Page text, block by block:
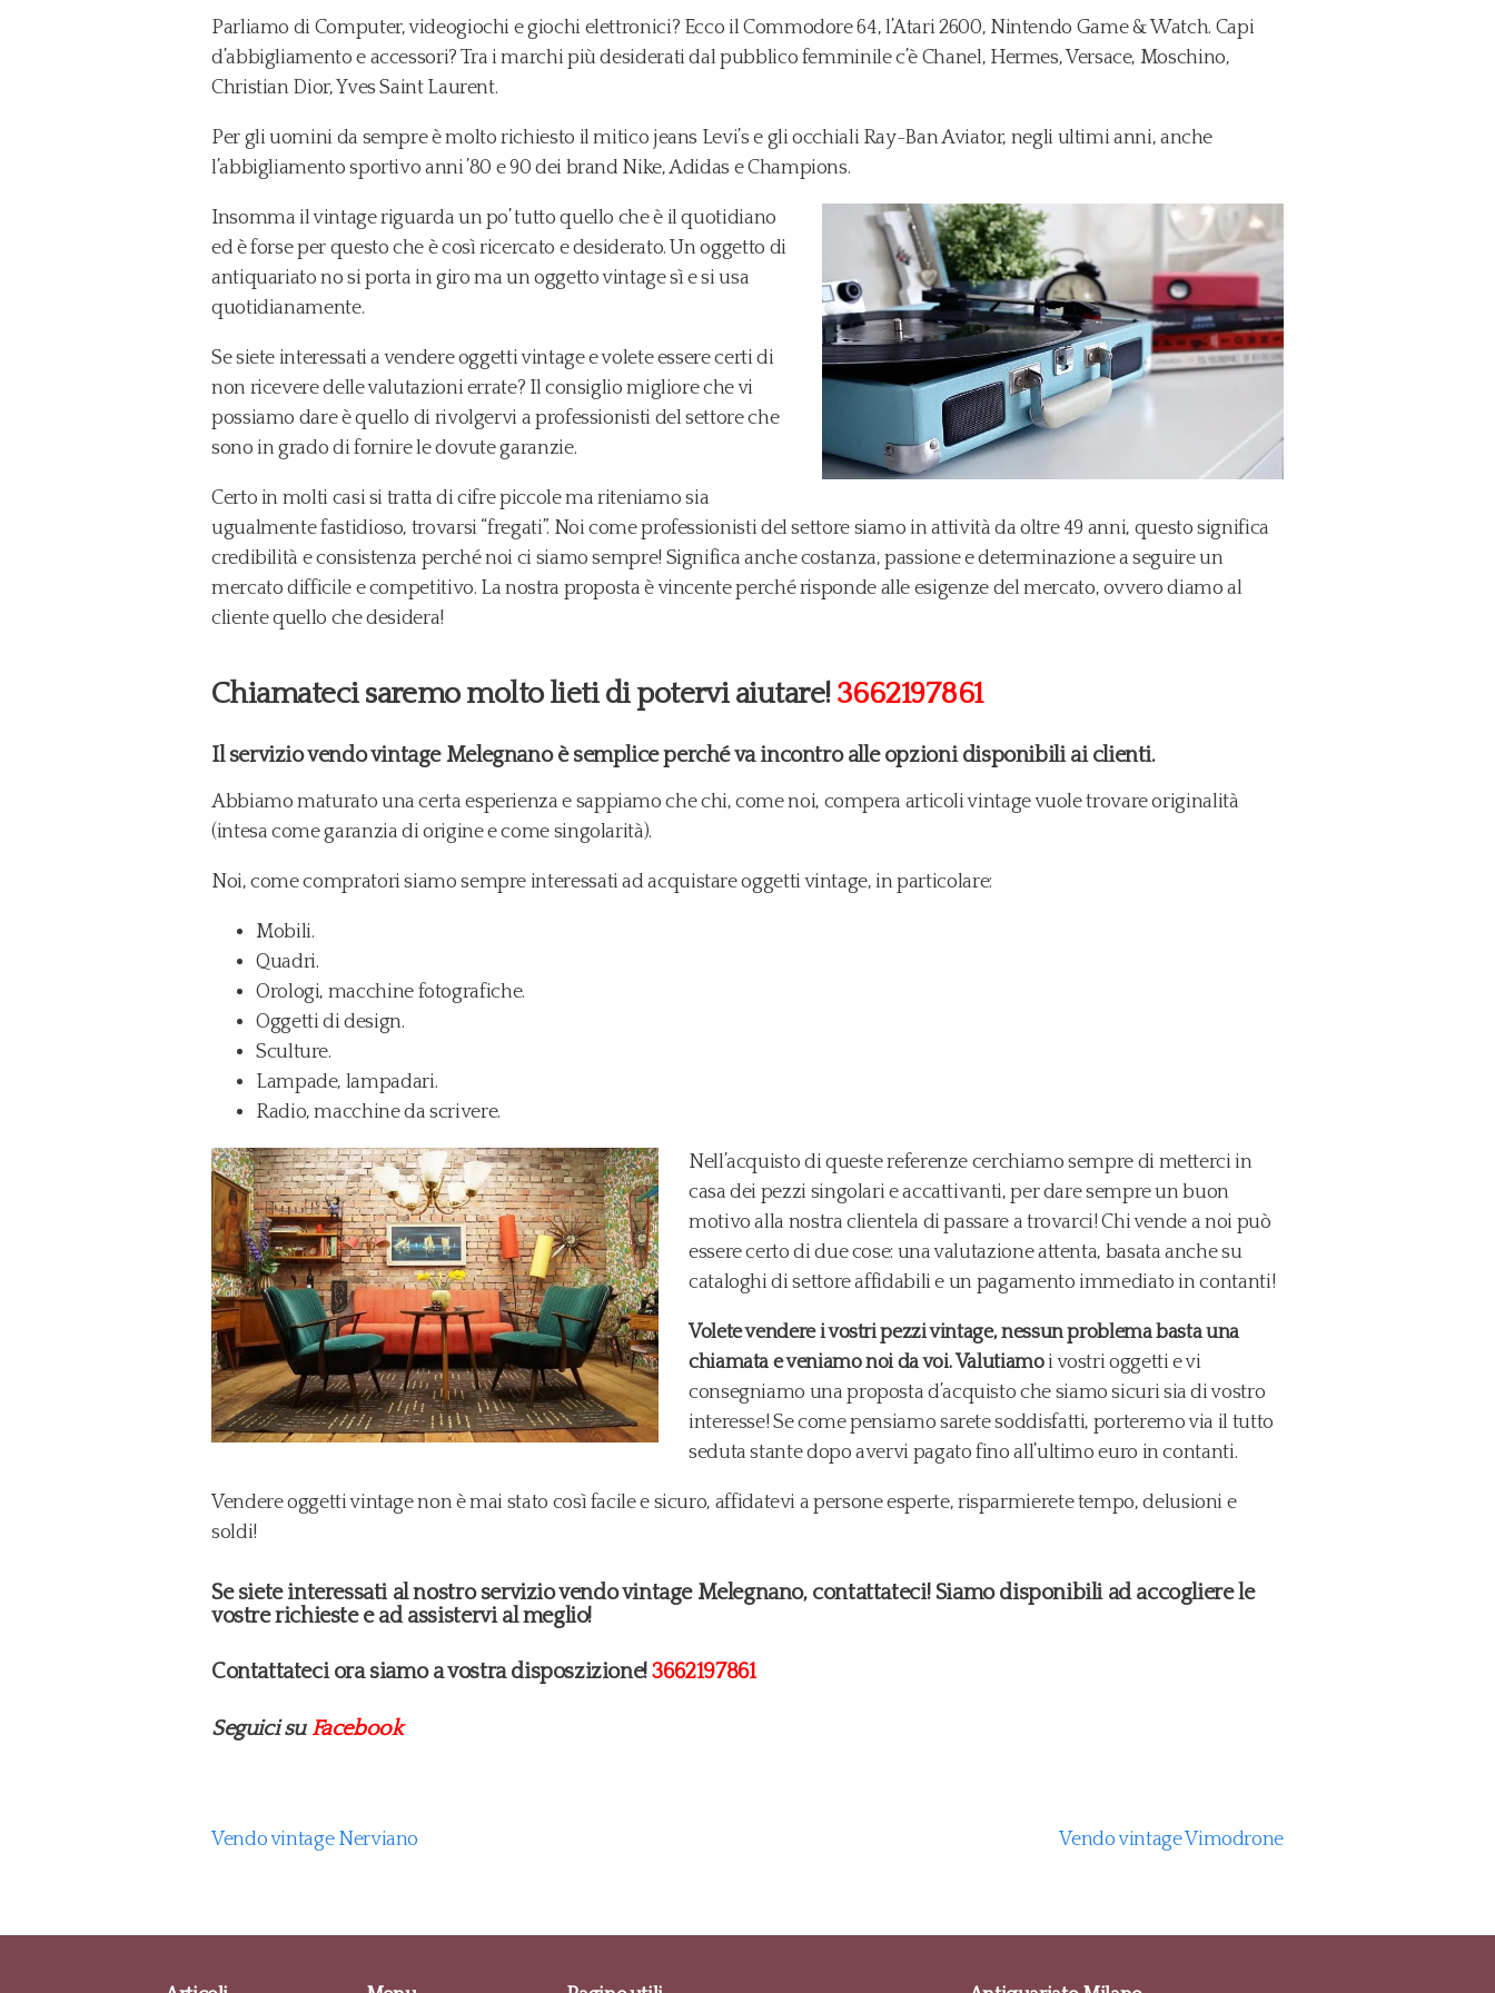
Parliamo di Computer, videogiochi e giochi elettronici? Ecco il Commodore 64, l’Atari 2600, Nintendo Game & Watch. Capi
d’abbigliamento e accessori? Tra i marchi più desiderati dal pubblico femminile c’è Chanel, Hermes, Versace, Moschino,
Christian Dior, Yves Saint Laurent.
Per gli uomini da sempre è molto richiesto il mitico jeans Levi’s e gli occhiali Ray-Ban Aviator, negli ultimi anni, anche
l’abbigliamento sportivo anni ’80 e 90 dei brand Nike, Adidas e Champions.
Insomma il vintage riguarda un po’ tutto quello che è il quotidiano
ed è forse per questo che è così ricercato e desiderato. Un oggetto di
antiquariato no si porta in giro ma un oggetto vintage sì e si usa
quotidianamente.
Se siete interessati a vendere oggetti vintage e volete essere certi di
non ricevere delle valutazioni errate? Il consiglio migliore che vi
possiamo dare è quello di rivolgervi a professionisti del settore che
sono in grado di fornire le dovute garanzie.
Certo in molti casi si tratta di cifre piccole ma riteniamo sia
ugualmente fastidioso, trovarsi “fregati”. Noi come professionisti del settore siamo in attività da oltre 49 anni, questo significa
credibilità e consistenza perché noi ci siamo sempre! Significa anche costanza, passione e determinazione a seguire un
mercato difficile e competitivo. La nostra proposta è vincente perché risponde alle esigenze del mercato, ovvero diamo al
cliente quello che desidera!
Chiamateci saremo molto lieti di potervi aiutare! 3662197861
Il servizio vendo vintage Melegnano è semplice perché va incontro alle opzioni disponibili ai clienti.
Abbiamo maturato una certa esperienza e sappiamo che chi, come noi, compera articoli vintage vuole trovare originalità
(intesa come garanzia di origine e come singolarità).
Noi, come compratori siamo sempre interessati ad acquistare oggetti vintage, in particolare:
Mobili.
Quadri.
Orologi, macchine fotografiche.
Oggetti di design.
Sculture.
Lampade, lampadari.
Radio, macchine da scrivere.
Nell’acquisto di queste referenze cerchiamo sempre di metterci in
casa dei pezzi singolari e accattivanti, per dare sempre un buon
motivo alla nostra clientela di passare a trovarci! Chi vende a noi può
essere certo di due cose: una valutazione attenta, basata anche su
cataloghi di settore affidabili e un pagamento immediato in contanti!
Volete vendere i vostri pezzi vintage, nessun problema basta una
chiamata e veniamo noi da voi.Valutiamoi vostri oggetti e vi
consegniamo una proposta d’acquisto che siamo sicuri sia di vostro
interesse! Se come pensiamo sarete soddisfatti, porteremo via il tutto
seduta stante dopo avervi pagato fino all’ultimo euro in contanti.
Vendere oggetti vintage non è mai stato così facile e sicuro, affidatevi a persone esperte, risparmierete tempo, delusioni e
soldi!
Se siete interessati al nostro servizio vendo vintage Melegnano, contattateci! Siamo disponibili ad accogliere le
vostre richieste e ad assistervi al meglio!
Contattateci ora siamo a vostra disposzizione!3662197861
Seguici suFacebook
Vendo vintage Nerviano Vendo vintage Vimodrone